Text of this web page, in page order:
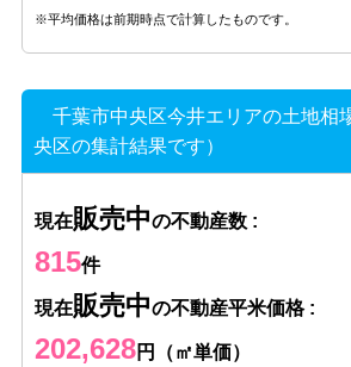
※平均価格は前期時点で計算したものです。
千葉市中央区今井エリアの土地相
央区の集計結果です）
現在販売中の不動産数 :
815件
現在販売中の不動産平米価格 :
202,628円（㎡単価）